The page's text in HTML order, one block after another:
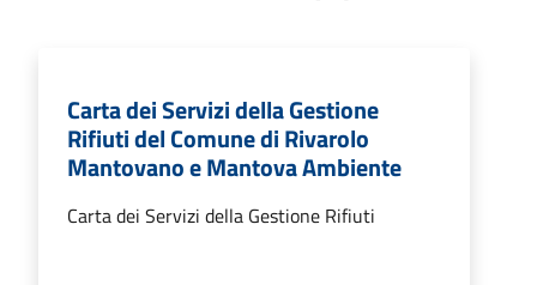
Carta dei Servizi della Gestione
Rifiuti del Comune di Rivarolo
Mantovano e Mantova Ambiente
Carta dei Servizi della Gestione Rifiuti